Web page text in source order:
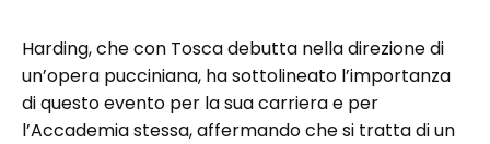
Harding, che con Tosca debutta nella direzione di
un’opera pucciniana, ha sottolineato l’importanza
di questo evento per la sua carriera e per
l’Accademia stessa, affermando che si tratta di un